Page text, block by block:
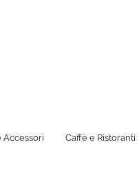
Accessori Caffè e Ristoranti